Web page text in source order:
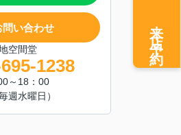
問い合わせ
空間堂
1238
～18：00
週水曜日）
来店予約